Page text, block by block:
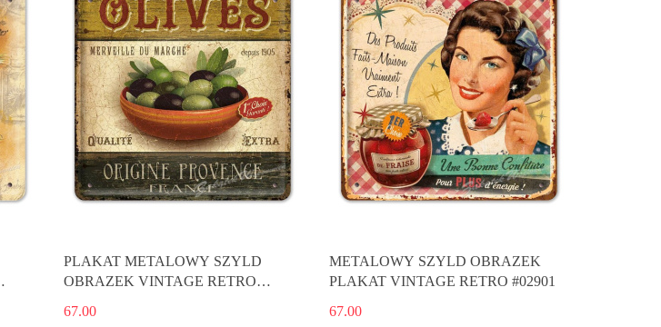
PLAKAT METALOWY SZYLD
OBRAZEK VINTAGE RETRO
67.00
METALOWY SZYLD OBRAZEK
PLAKAT VINTAGE RETRO #02901
67.00